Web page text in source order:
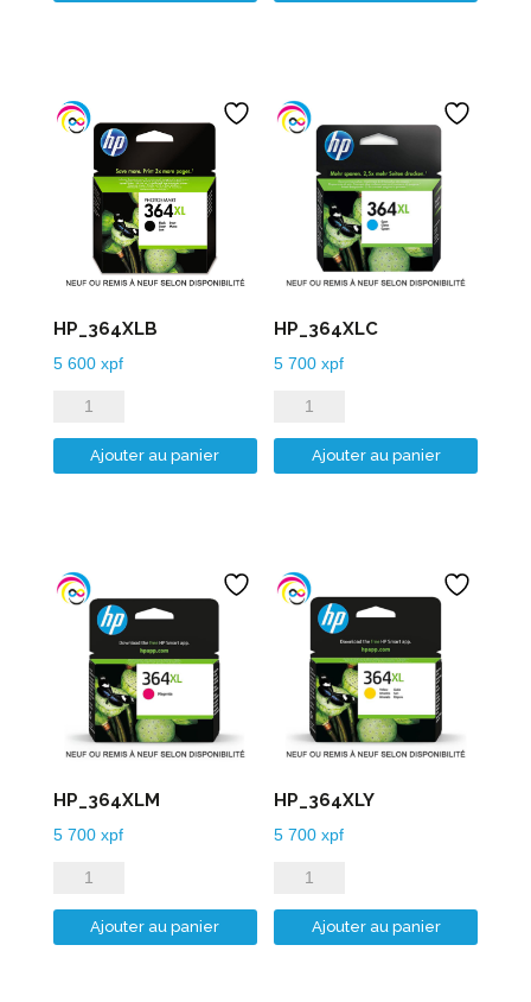
HP_364XLB
5 600 xpf
quantité
de
HP_364XLB
Ajouter au panier
HP_364XLC
5 700xpf
quantité
de
HP_364XLC
Ajouter au panier
HP_364XLM
5 700 xpf
quantité
de
HP_364XLM
Ajouter au panier
HP_364XLY
5 700xpf
quantité
de
HP_364XLY
Ajouter au panier